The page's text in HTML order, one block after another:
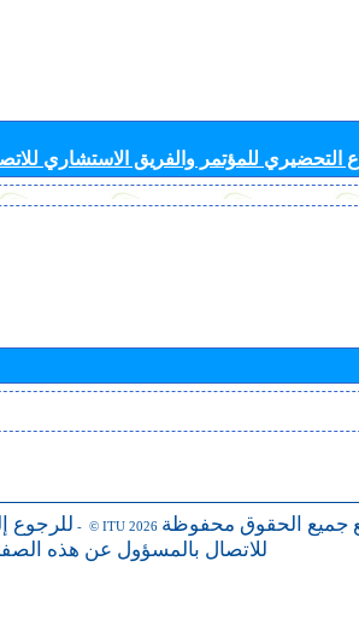
التحضيري للمؤتمر والفريق الاستشاري
للرجوع - © ITU 2026 جميع الحقوق محفوظة
للاتصال بالمسؤول عن هذه